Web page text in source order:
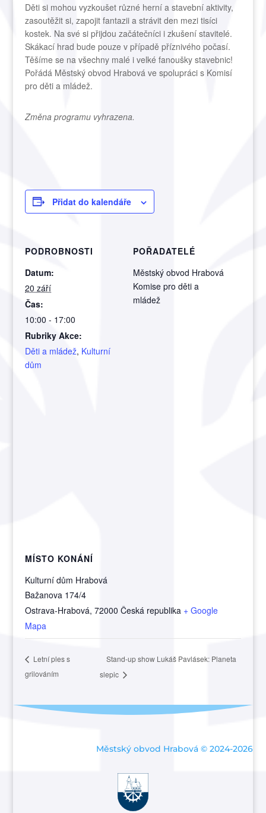
Děti si mohou vyzkoušet různé herní a stavební aktivity,
zasoutěžit si, zapojit fantazii a strávit den mezi tisíci
kostek. Na své si přijdou začátečníci i zkušení stavitelé.
Skákací hrad bude pouze v případě příznivého počasí.
Těšíme se na všechny malé i velké fanoušky stavebnic!
Pořádá Městský obvod Hrabová ve spolupráci s Komisí
pro děti a mládež.
Změna programu vyhrazena.
Přidat do kalendáře
PODROBNOSTI
Datum:
20 září
Čas:
10:00 - 17:00
Rubriky Akce:
Děti a mládež, Kulturní
dům
POŘADATELÉ
Městský obvod Hrabová
Komise pro děti a
mládež
MÍSTO KONÁNÍ
Kulturní dům Hrabová
Bažanova 174/4
Ostrava-Hrabová, 72000 Česká republika + Google
Mapa
Letní ples s
grilováním
Stand-up show Lukáš Pavlásek: Planeta
slepic
Městský obvod Hrabová © 2024-2026